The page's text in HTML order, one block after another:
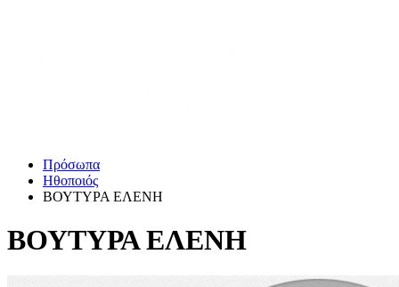
Πρόσωπα
Ηθοποιός
ΒΟΥΤΥΡΑ ΕΛΕΝΗ
ΒΟΥΤΥΡΑ ΕΛΕΝΗ